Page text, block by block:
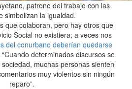
patrono del trabajo con las
simbolizan la igualdad.
que colaboran, pero hay otros que
Social no existiera; a veces nos
del conurbano deberían quedarse
determinados discursos se
muchas personas sienten
muy violentos sin ningún
reparo”.